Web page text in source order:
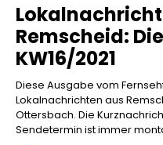
Remscheid:
KW16/2021
Diese Ausgabe vom
Lokalnachrichten aus
Ottersbach. Die